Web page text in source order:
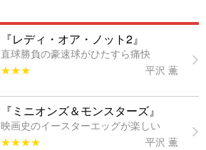
『レディ・オア・ノット2』
直球勝負の豪速球がひたすら痛快
★★★
平沢 薫
『ミニオンズ＆モンスターズ』
映画史のイースターエッグが楽しい
★★★★
平沢 薫